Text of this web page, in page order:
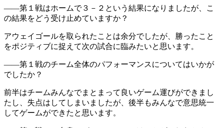
――第１戦はホームで３－２という結果になりましたが、こ
の結果をどう受け止めていますか？
アウェイゴールを取られたことは余分でしたが、勝ったこと
をポジティブに捉えて次の試合に臨みたいと思います。
――第１戦のチーム全体のパフォーマンスについてはいかが
でしたか？
前半はチームみんなでまとまって良いゲーム運びができまし
たし、失点はしてしまいましたが、後半もみんなで意思統一
してゲームができたと思います。